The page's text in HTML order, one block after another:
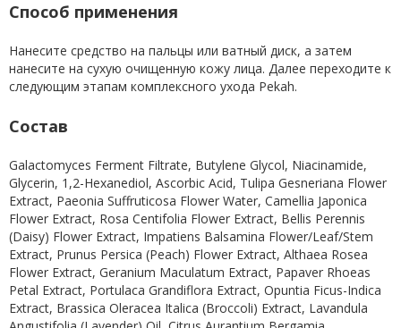
Способ применения
Нанесите средство на пальцы или ватный диск, а затем
нанесите на сухую очищенную кожу лица. Далее переходите к
следующим этапам комплексного ухода Pekah.
Состав
Galactomyces Ferment Filtrate, Butylene Glycol, Niacinamide,
Glycerin, 1,2-Hexanediol, Ascorbic Acid, Tulipa Gesneriana Flower
Extract, Paeonia Suffruticosa Flower Water, Camellia Japonica
Flower Extract, Rosa Centifolia Flower Extract, Bellis Perennis
(Daisy) Flower Extract, Impatiens Balsamina Flower/Leaf/Stem
Extract, Prunus Persica (Peach) Flower Extract, Althaea Rosea
Flower Extract, Geranium Maculatum Extract, Papaver Rhoeas
Petal Extract, Portulaca Grandiflora Extract, Opuntia Ficus-Indica
Extract, Brassica Oleracea Italica (Broccoli) Extract, Lavandula